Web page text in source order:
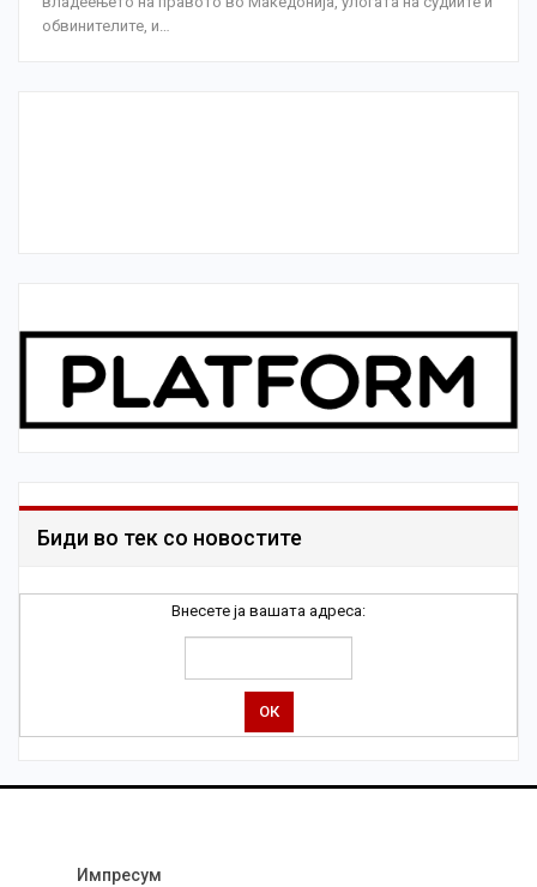
обвинителите, и
Биди во тек со новостите
Внесете ја вашата адреса:
Импресум